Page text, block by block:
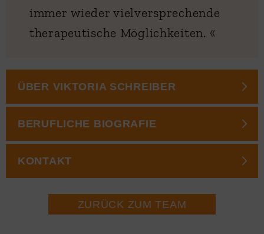
immer wieder vielversprechende
therapeutische Möglichkeiten. «
ÜBER VIKTORIA SCHREIBER
BERUFLICHE BIOGRAFIE
KONTAKT
ZURÜCK ZUM TEAM